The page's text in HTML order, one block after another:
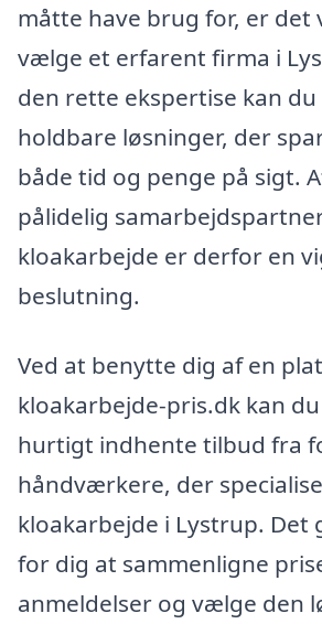
måtte have brug for, er det
vælge et erfarent firma i
den rette ekspertise kan
holdbare løsninger, der
både tid og penge på sigt.
pålidelig
kloakarbejde er derfor en
beslutning.
Ved at benytte dig af en
kloakarbejde-pris.dk kan
hurtigt indhente tilbud fra
håndværkere, der
kloakarbejde i Lystrup. Det
for dig at sammenligne
anmeldelser og vælge den